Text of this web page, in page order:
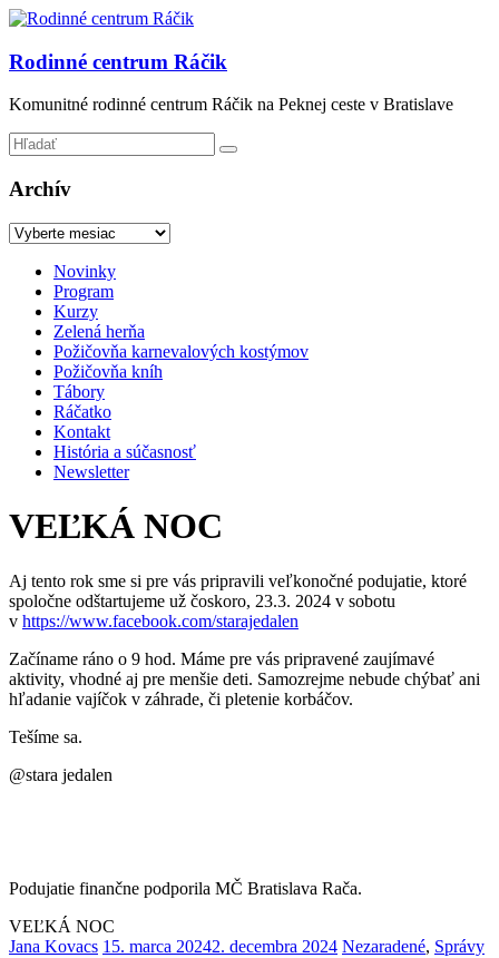
Prejsť
obsah
Rodinné centrum Ráčik
Komunitné rodinné centrum Ráčik na Peknej ceste v Bratislave
Archív
Archív
Menu
Novinky
Program
Kurzy
Zelená herňa
Požičovňa karnevalových kostýmov
Požičovňa kníh
Tábory
Ráčatko
Kontakt
História a súčasnosť
Newsletter
VEĽKÁ NOC
Aj tento rok sme si pre vás pripravili veľkonočné podujatie, ktoré
spoločne odštartujeme už čoskoro, 23.3. 2024 v sobotu
v https://www.facebook.com/starajedalen
Začíname ráno o 9 hod. Máme pre vás pripravené zaujímavé
aktivity, vhodné aj pre menšie deti. Samozrejme nebude chýbať ani
hľadanie vajíčok v záhrade, či pletenie korbáčov.
Tešíme sa.
@stara jedalen
Podujatie finančne podporila MČ Bratislava Rača.
VEĽKÁ NOC
Jana Kovacs 15. marca 20242. decembra 2024 Nezaradené, Správy